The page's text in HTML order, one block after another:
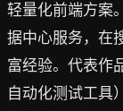
轻量化前端方案
据中心服务，在
富经验。代表作
自动化测试工具